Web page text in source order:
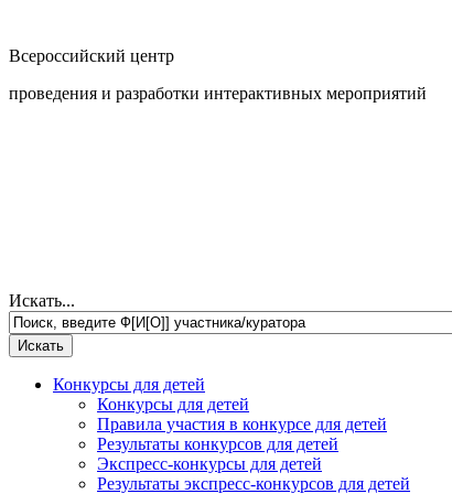
Всероссийский центр
проведения и разработки интерактивных мероприятий
Искать...
Конкурсы для детей
Конкурсы для детей
Правила участия в конкурсе для детей
Результаты конкурсов для детей
Экспресс-конкурсы для детей
Результаты экспресс-конкурсов для детей